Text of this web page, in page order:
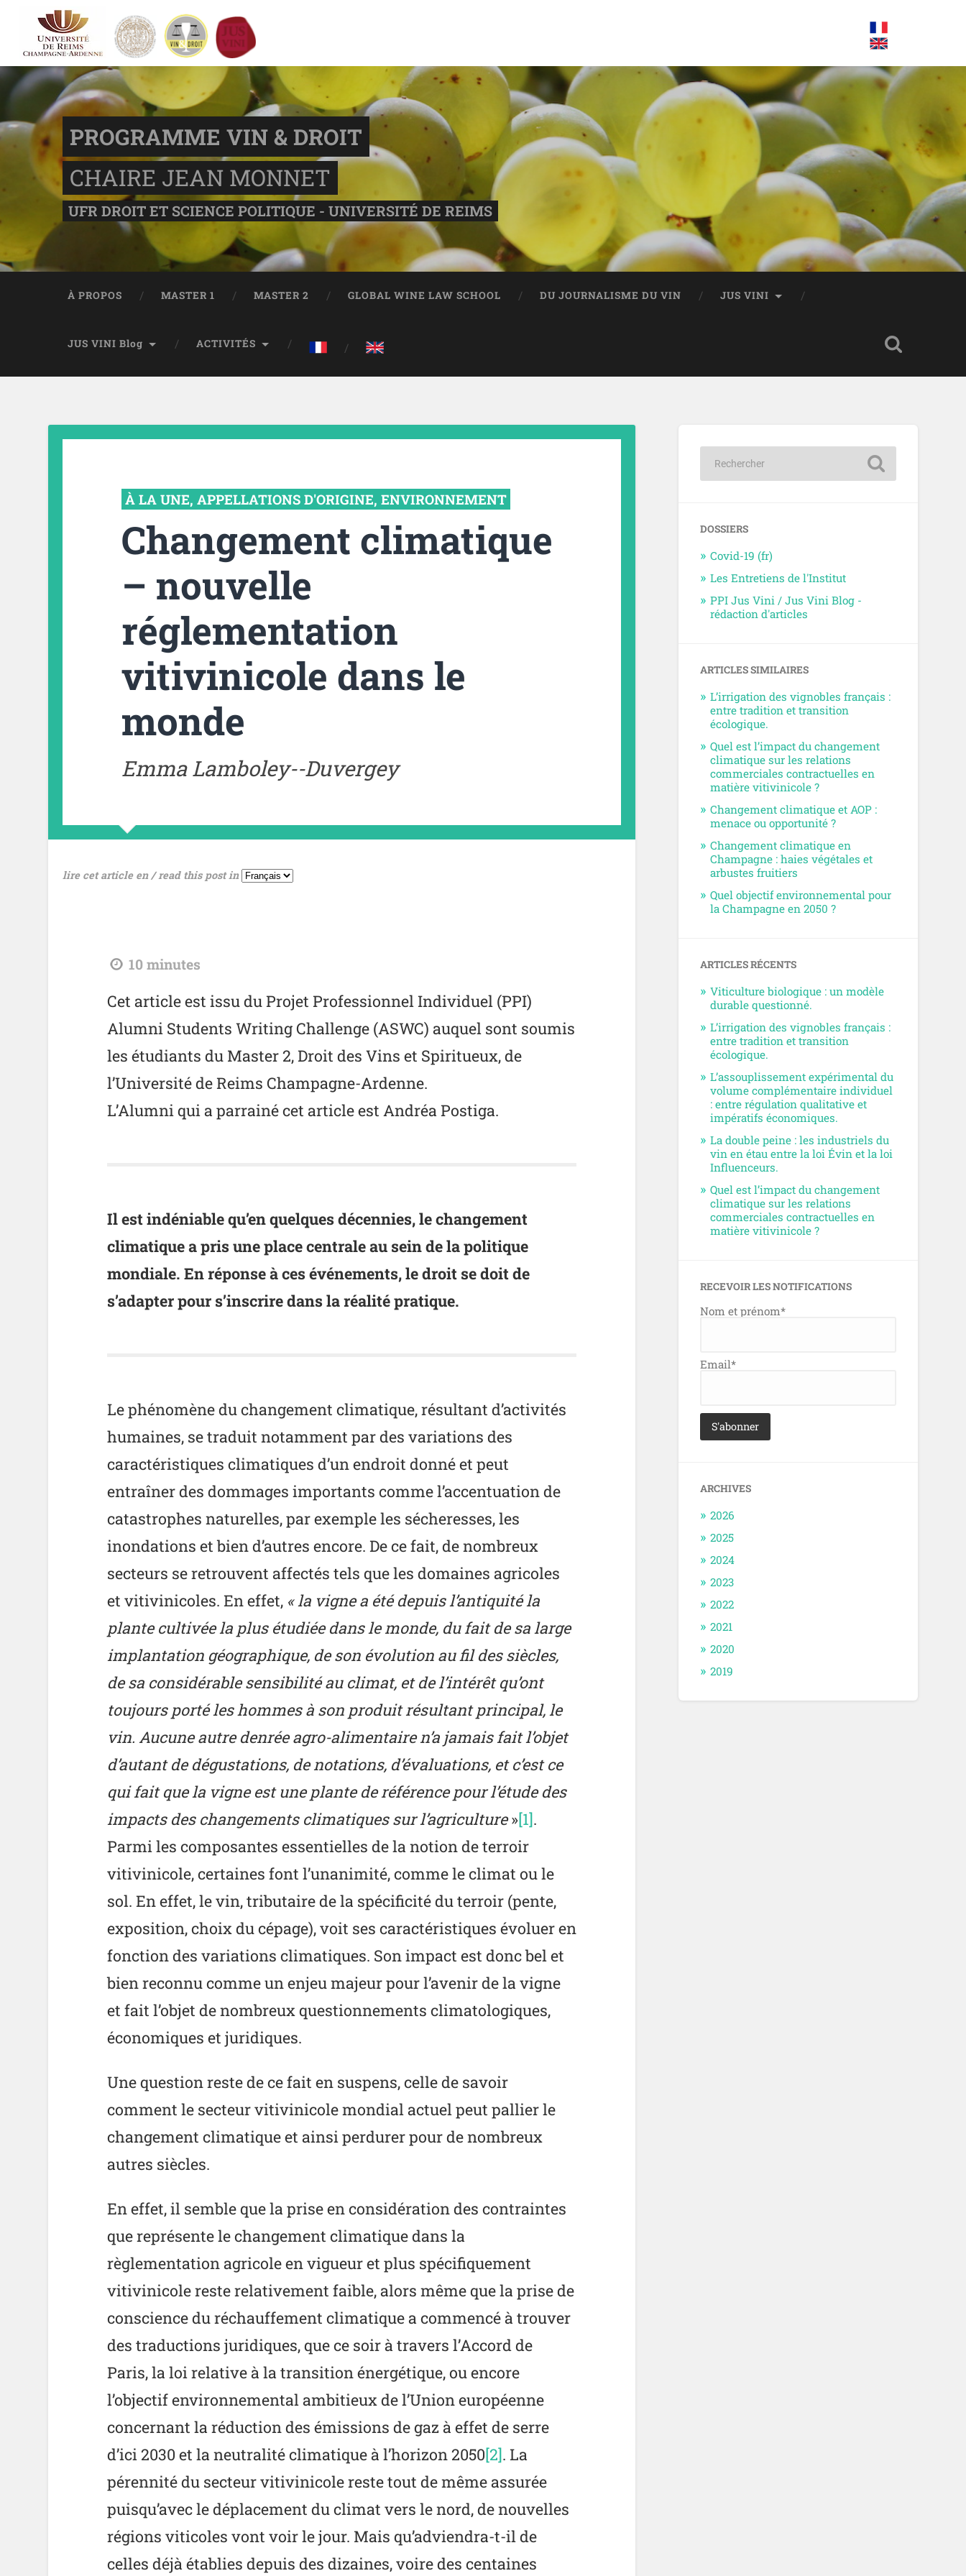
PROGRAMME VIN & DROIT
CHAIRE JEAN MONNET
UFR DROIT ET SCIENCE POLITIQUE - UNIVERSITÉ DE REIMS
À PROPOS MASTER 1 MASTER 2 GLOBAL WINE LAW SCHOOL DU JOURNALISME DU VIN JUS VINI
JUS VINI Blog ACTIVITÉS
À LA UNE, APPELLATIONS D'ORIGINE, ENVIRONNEMENT
Changement climatique
– nouvelle
réglementation
vitivinicole dans le
monde
Emma Lamboley--Duvergey
lire cet article en / read this post in
tdl 10 minutes
Cet article est issu du Projet Professionnel Individuel (PPI)
Alumni Students Writing Challenge (ASWC) auquel sont soumis
les étudiants du Master 2, Droit des Vins et Spiritueux, de
l’Université de Reims Champagne-Ardenne.
L’Alumni qui a parrainé cet article est Andréa Postiga.
Il est indéniable qu’en quelques décennies, le changement
climatique a pris une place centrale au sein de la politique
mondiale. En réponse à ces événements, le droit se doit de
s’adapter pour s’inscrire dans la réalité pratique.
Le phénomène du changement climatique, résultant d’activités
humaines, se traduit notamment par des variations des
caractéristiques climatiques d’un endroit donné et peut
entraîner des dommages importants comme l’accentuation de
catastrophes naturelles, par exemple les sécheresses, les
inondations et bien d’autres encore. De ce fait, de nombreux
secteurs se retrouvent affectés tels que les domaines agricoles
et vitivinicoles. En effet, « la vigne a été depuis l’antiquité la
plante cultivée la plus étudiée dans le monde, du fait de sa large
implantation géographique, de son évolution au fil des siècles,
de sa considérable sensibilité au climat, et de l’intérêt qu’ont
toujours porté les hommes à son produit résultant principal, le
vin. Aucune autre denrée agro-alimentaire n’a jamais fait l’objet
d’autant de dégustations, de notations, d’évaluations, et c’est ce
qui fait que la vigne est une plante de référence pour l’étude des
impacts des changements climatiques sur l’agriculture»[1].
Parmi les composantes essentielles de la notion de terroir
vitivinicole, certaines font l’unanimité, comme le climat ou le
sol. En effet, le vin, tributaire de la spécificité du terroir (pente,
exposition, choix du cépage), voit ses caractéristiques évoluer en
fonction des variations climatiques. Son impact est donc bel et
bien reconnu comme un enjeu majeur pour l’avenir de la vigne
et fait l’objet de nombreux questionnements climatologiques,
économiques et juridiques.
Une question reste de ce fait en suspens, celle de savoir
comment le secteur vitivinicole mondial actuel peut pallier le
changement climatique et ainsi perdurer pour de nombreux
autres siècles.
En effet, il semble que la prise en considération des contraintes
que représente le changement climatique dans la
règlementation agricole en vigueur et plus spécifiquement
vitivinicole reste relativement faible, alors même que la prise de
conscience du réchauffement climatique a commencé à trouver
des traductions juridiques, que ce soir à travers l’Accord de
Paris, la loi relative à la transition énergétique, ou encore
l’objectif environnemental ambitieux de l’Union européenne
concernant la réduction des émissions de gaz à effet de serre
d’ici 2030 et la neutralité climatique à l’horizon 2050[2]. La
pérennité du secteur vitivinicole reste tout de même assurée
puisqu’avec le déplacement du climat vers le nord, de nouvelles
régions viticoles vont voir le jour. Mais qu’adviendra-t-il de
celles déjà établies depuis des dizaines, voire des centaines
DOSSIERS
Covid-19 (fr)
Les Entretiens de l'Institut
PPI Jus Vini / Jus Vini Blog -
rédaction d'articles
ARTICLES SIMILAIRES
L’irrigation des vignobles français :
entre tradition et transition
écologique.
Quel est l’impact du changement
climatique sur les relations
commerciales contractuelles en
matière vitivinicole ?
Changement climatique et AOP :
menace ou opportunité ?
Changement climatique en
Champagne : haies végétales et
arbustes fruitiers
Quel objectif environnemental pour
la Champagne en 2050 ?
ARTICLES RÉCENTS
Viticulture biologique : un modèle
durable questionné.
L’irrigation des vignobles français :
entre tradition et transition
écologique.
L’assouplissement expérimental du
volume complémentaire individuel
: entre régulation qualitative et
impératifs économiques.
La double peine : les industriels du
vin en étau entre la loi Évin et la loi
Influenceurs.
Quel est l’impact du changement
climatique sur les relations
commerciales contractuelles en
matière vitivinicole ?
RECEVOIR LES NOTIFICATIONS
Nom et prénom*
Email*
ARCHIVES
2026
2025
2024
2023
2022
2021
2020
2019